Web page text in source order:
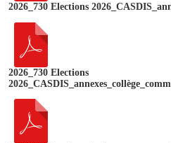
2026_730 Elections
2026_730 Elections